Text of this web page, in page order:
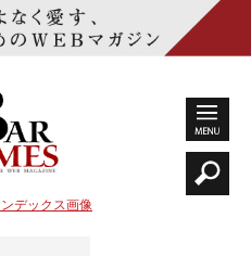
デックス画像